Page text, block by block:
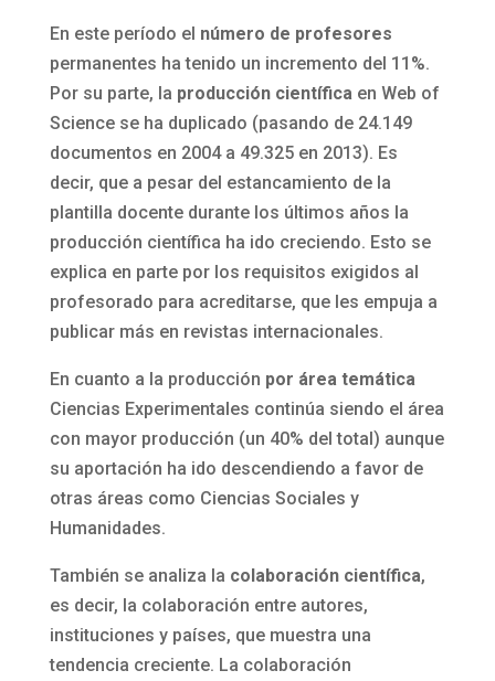
En este período el número de profesores
permanentes ha tenido un incremento del 11%.
Por su parte, la producción científicaen Web of
Science se ha duplicado (pasando de 24.149
documentos en 2004 a 49.325 en 2013). Es
decir, que a pesar del estancamiento de la
plantilla docente durante los últimos años la
producción científica ha ido creciendo. Esto se
explica en parte por los requisitos exigidos al
profesorado para acreditarse, que les empuja a
publicar más en revistas internacionales.
En cuanto a la producción por área temática
Ciencias Experimentales continúa siendo el área
con mayor producción (un 40% del total) aunque
su aportación ha ido descendiendo a favor de
otras áreas como Ciencias Sociales y
Humanidades.
También se analiza la colaboración científica,
es decir, la colaboración entre autores,
instituciones y países, que muestra una
tendencia creciente. La colaboración